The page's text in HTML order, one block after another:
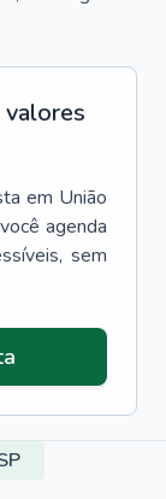
em União
agenda
sem